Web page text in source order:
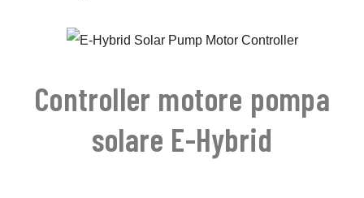
Controller motore pompa
solare E-Hybrid